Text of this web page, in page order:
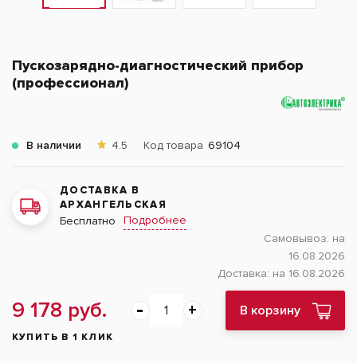
Пускозарядно-диагностический прибор
(профессионал)
В наличии 4.5 Код товара 69104
ДОСТАВКА В
АРХАНГЕЛЬСКАЯ
Бесплатно
Подробнее
Самовывоз: на
16.08.2026
Доставка: на 16.08.2026
9 178 руб. В корзину
КУПИТЬ В 1 КЛИК